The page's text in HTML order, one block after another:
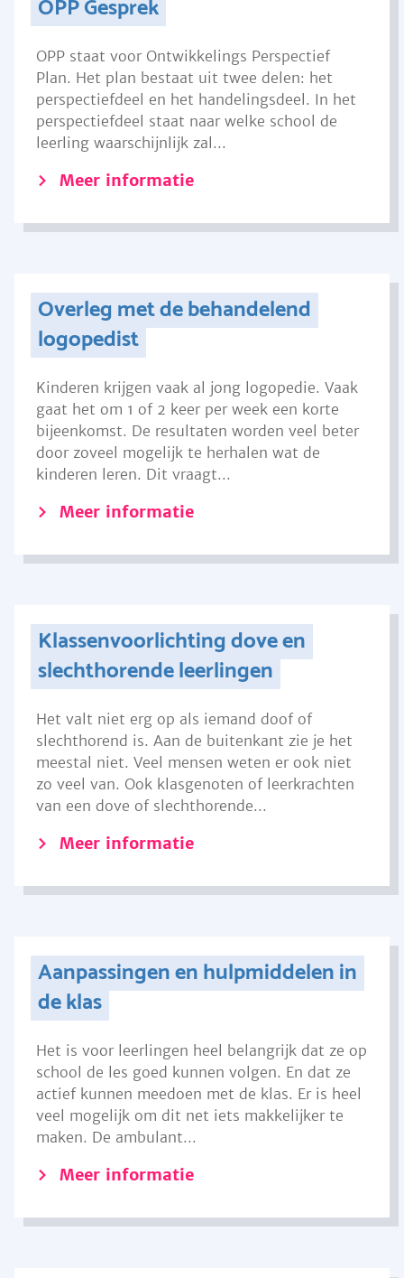
OPP Gesprek
OPP staat voor Ontwikkelings Perspectief
Plan. Het plan bestaat uit twee delen: het
perspectiefdeel en het handelingsdeel. In het
perspectiefdeel staat naar welke school de
leerling waarschijnlijk zal...
Meer informatie
Overleg met de behandelend
logopedist
Kinderen krijgen vaak al jong logopedie. Vaak
gaat het om 1 of 2 keer per week een korte
bijeenkomst. De resultaten worden veel beter
door zoveel mogelijk te herhalen wat de
kinderen leren. Dit vraagt...
Meer informatie
Klassenvoorlichting dove en
slechthorende leerlingen
Het valt niet erg op als iemand doof of
slechthorend is. Aan de buitenkant zie je het
meestal niet. Veel mensen weten er ook niet
zo veel van. Ook klasgenoten of leerkrachten
van een dove of slechthorende...
Meer informatie
Aanpassingen en hulpmiddelen in
de klas
Het is voor leerlingen heel belangrijk dat ze op
school de les goed kunnen volgen. En dat ze
actief kunnen meedoen met de klas. Er is heel
veel mogelijk om dit net iets makkelijker te
maken. De ambulant...
Meer informatie